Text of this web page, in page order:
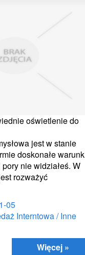
oświetlenie do
jest w stanie
doskonałe
nie widziałeś. W
rozważyć
05
Interntowa / Inne
Więcej »